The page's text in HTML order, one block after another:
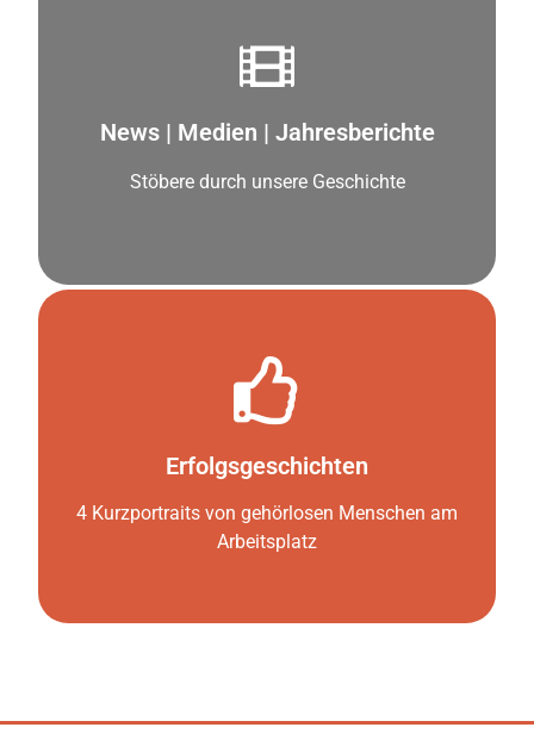
News | Medien | Jahresberichte
Stöbere durch unsere Geschichte
weiter zu den News
Erfolgsgeschichten
4 Kurzportraits von gehörlosen Menschen am
Arbeitsplatz
zu den Kurzfilmen